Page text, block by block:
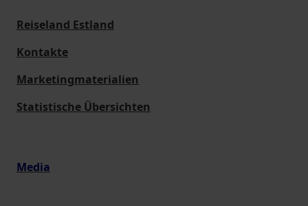
Reiseland Estland
Kontakte
Marketingmaterialien
Statistische Übersichten
Media